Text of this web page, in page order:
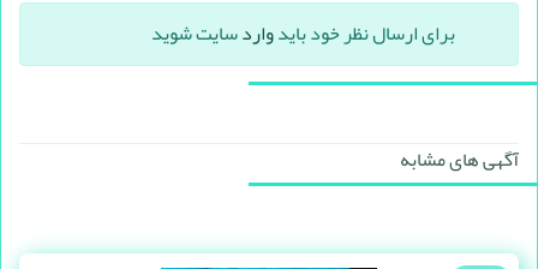
برای ارسال نظر خود بایدواردسایت شوید
آگهی های مشابه